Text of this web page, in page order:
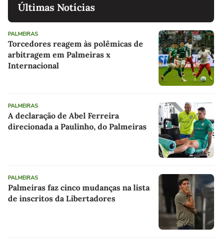
Últimas Notícias
PALMEIRAS
Torcedores reagem às polêmicas de
arbitragem em Palmeiras x
Internacional
PALMEIRAS
A declaração de Abel Ferreira
direcionada a Paulinho, do Palmeiras
PALMEIRAS
Palmeiras faz cinco mudanças na lista
de inscritos da Libertadores